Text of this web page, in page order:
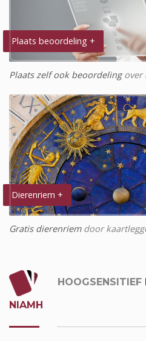
Plaats beoordeling +
Plaats zelf ook beoordelingover
Dierenriem +
Gratis dierenriemdoor
HOOGSENSITIEF
NIAMH